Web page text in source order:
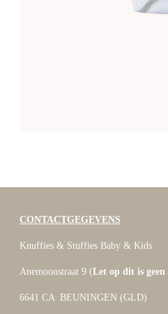
CONTACTGEGEVENS
Knuffies & Stuffies Baby & Kids
Anemoonstraat 9 (Let op dit is geen
6641 CA BEUNINGEN (GLD)